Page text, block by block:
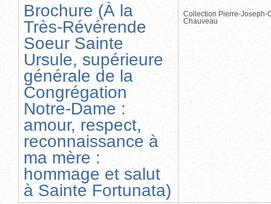
Brochure (À la
Très-Révérende
Soeur Sainte
Ursule, supérieure
générale de la
Congrégation
Notre-Dame :
amour, respect,
reconnaissance à
ma mère :
hommage et salut
à Sainte Fortunata)
Collection Pierre-Joseph-
Chauveau